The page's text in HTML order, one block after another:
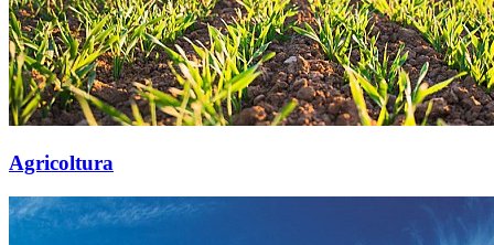
Agricoltura